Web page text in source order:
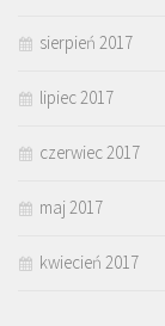
sierpień 2017
lipiec 2017
czerwiec 2017
maj 2017
kwiecień 2017